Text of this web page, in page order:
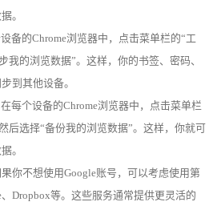
。
备的Chrome浏览器中，点击菜单栏的“工
我的浏览数据”。这样，你的书签、密码、
到其他设备。
每个设备的Chrome浏览器中，点击菜单栏
后选择“备份我的浏览数据”。这样，你就可
。
你不想使用Google账号，可以考虑使用第
Dropbox等。这些服务通常提供更灵活的